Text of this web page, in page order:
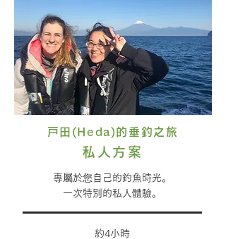
戸田(Heda)的垂釣之旅
私人方案
專屬於您自己的釣魚時光。
一次特別的私人體驗。
約4小時